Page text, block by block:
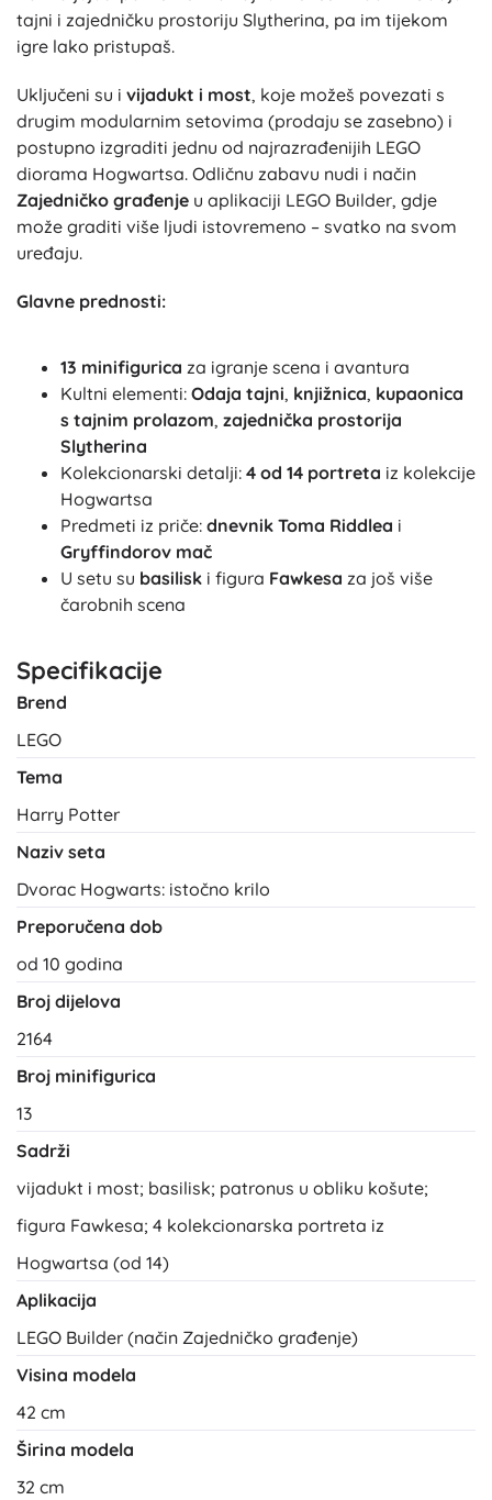
tajni i zajedničku prostoriju Slytherina, pa im tijekom
igre lako pristupaš.
Uključeni su i vijadukt i most, koje možeš povezati s
drugim modularnim setovima (prodaju se zasebno) i
postupno izgraditi jednu od najrazrađenijih LEGO
diorama Hogwartsa. Odličnu zabavu nudi i način
Zajedničko građenje u aplikaciji LEGO Builder, gdje
može graditi više ljudi istovremeno – svatko na svom
uređaju.
Glavne prednosti:
13 minifigurica za igranje scena i avantura
Kultni elementi: Odaja tajni, knjižnica, kupaonica
s tajnim prolazom, zajednička prostorija
Slytherina
Kolekcionarski detalji: 4 od 14 portreta iz kolekcije
Hogwartsa
Predmeti iz priče: dnevnik Toma Riddlea i
Gryffindorov mač
U setu su basilisk i figura Fawkesa za još više
čarobnih scena
Specifikacije
Brend
LEGO
Tema
Harry Potter
Naziv seta
Dvorac Hogwarts: istočno krilo
Preporučena dob
od 10 godina
Broj dijelova
2164
Broj minifigurica
13
Sadrži
vijadukt i most; basilisk; patronus u obliku košute;
figura Fawkesa; 4 kolekcionarska portreta iz
Hogwartsa (od 14)
Aplikacija
LEGO Builder (način Zajedničko građenje)
Visina modela
42 cm
Širina modela
32 cm